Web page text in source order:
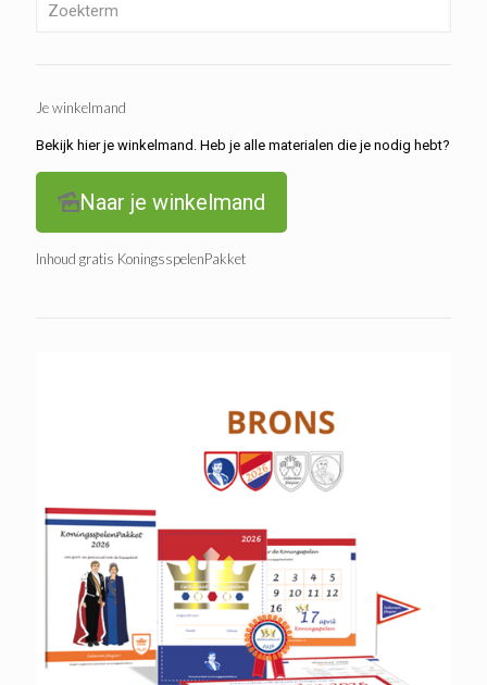
Je winkelmand
Bekijk hier je winkelmand. Heb je alle materialen die je nodig hebt?
Naar je winkelmand
Inhoud gratis KoningsspelenPakket